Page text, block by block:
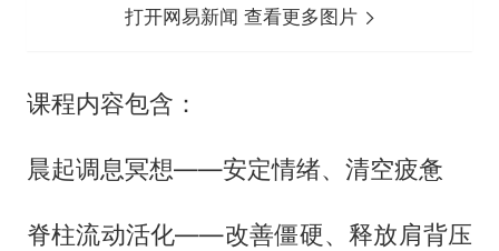
打开网易新闻 查看更多图片
课程内容包含：
晨起调息冥想——安定情绪、清空疲惫
脊柱流动活化——改善僵硬、释放肩背压